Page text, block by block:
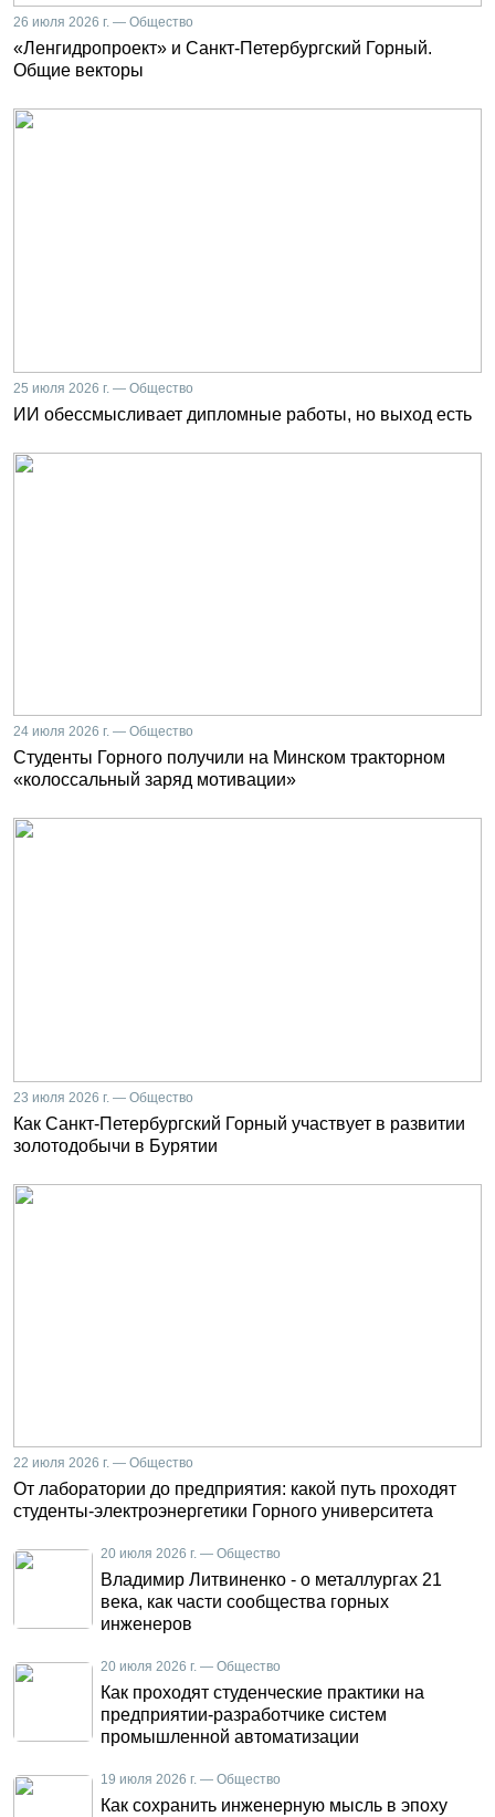
26 июля 2026 г. — Общество
«Ленгидропроект» и Санкт-Петербургский Горный.
Общие векторы
25 июля 2026 г. — Общество
ИИ обессмысливает дипломные работы, но выход есть
24 июля 2026 г. — Общество
Студенты Горного получили на Минском тракторном
«колоссальный заряд мотивации»
23 июля 2026 г. — Общество
Как Санкт-Петербургский Горный участвует в развитии
золотодобычи в Бурятии
22 июля 2026 г. — Общество
От лаборатории до предприятия: какой путь проходят
студенты-электроэнергетики Горного университета
20 июля 2026 г. — Общество
Владимир Литвиненко - о металлургах 21
века, как части сообщества горных
инженеров
20 июля 2026 г. — Общество
Как проходят студенческие практики на
предприятии-разработчике систем
промышленной автоматизации
19 июля 2026 г. — Общество
Как сохранить инженерную мысль в эпоху